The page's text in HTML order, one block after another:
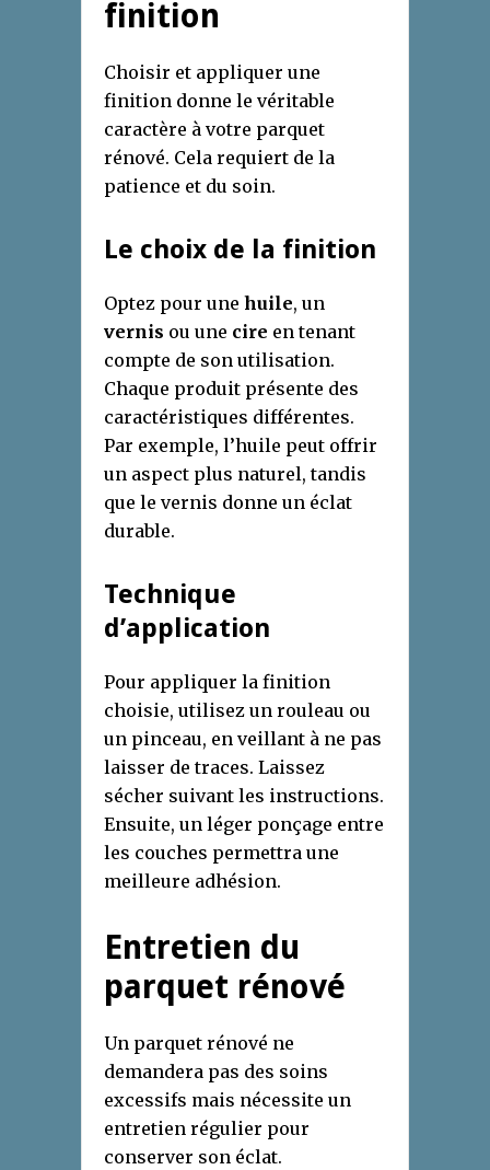
finition
Choisir et appliquer une
finition donne le véritable
caractère à votre parquet
rénové. Cela requiert de la
patience et du soin.
Le choix de la finition
Optez pour une huile, un
vernis ou une cire en tenant
compte de son utilisation.
Chaque produit présente des
caractéristiques différentes.
Par exemple, l’huile peut offrir
un aspect plus naturel, tandis
que le vernis donne un éclat
durable.
Technique
d’application
Pour appliquer la finition
choisie, utilisez un rouleau ou
un pinceau, en veillant à ne pas
laisser de traces. Laissez
sécher suivant les instructions.
Ensuite, un léger ponçage entre
les couches permettra une
meilleure adhésion.
Entretien du
parquet rénové
Un parquet rénové ne
demandera pas des soins
excessifs mais nécessite un
entretien régulier pour
conserver son éclat.